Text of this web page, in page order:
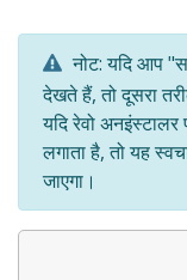
नोट: यदि आप
देखते हैं, तो दूसरा
यदि रेवो
लगाता है, तो यह
जाएगा।